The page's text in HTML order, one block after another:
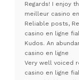
Regards! I enjoy
meilleur casino
Reliable posts,
casino en ligne
Kudos. An
casino en ligne
Very well voiced
casino en ligne